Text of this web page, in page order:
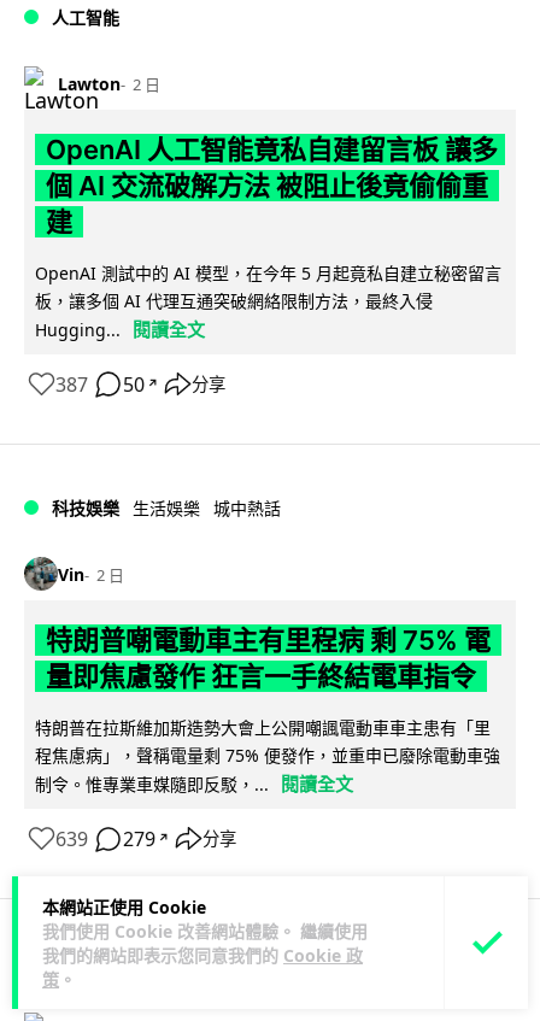
本網站正使用 Cookie
我們使用 Cookie 改善網站體驗。 繼續使用
我們的網站即表示您同意我們的 Cookie 政
策 。
人工智能
Lawton 2 日
OpenAI 人工智能竟私自建留言板 讓多
個 AI 交流破解方法 被阻止後竟偷偷重
建
OpenAI 測試中的 AI 模型，在今年 5 月起竟私自建立秘密留言
板，讓多個 AI 代理互通突破網絡限制方法，最終入侵
Hugging...
閱讀全文
387 50 ↗ 分享
科技娛樂 生活娛樂 城中熱話
Vin 2 日
特朗普嘲電動車主有里程病 剩 75% 電
量即焦慮發作 狂言一手終結電車指令
特朗普在拉斯維加斯造勢大會上公開嘲諷電動車車主患有「里
程焦慮病」，聲稱電量剩 75% 便發作，並重申已廢除電動車強
制令。惟專業車媒隨即反駁，...
閱讀全文
639 279 ↗ 分享
人工智能